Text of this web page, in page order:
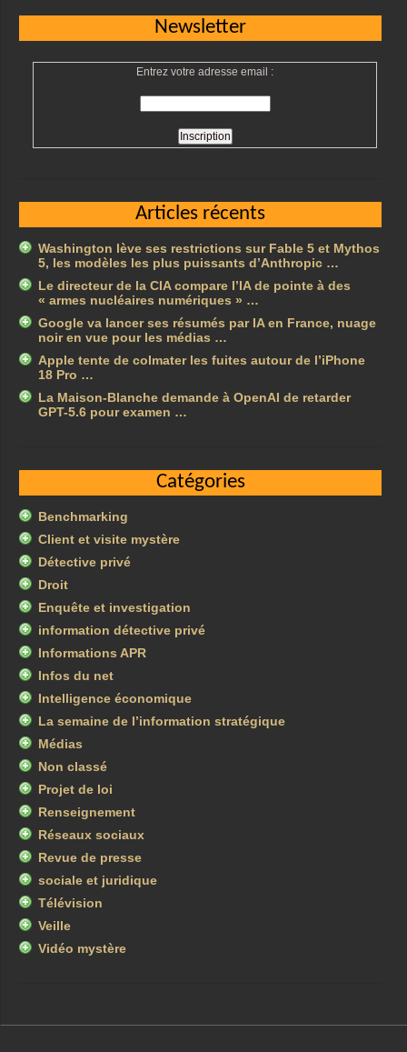
Newsletter
Entrez votre adresse email :
Articles récents
Washington lève ses restrictions sur Fable 5 et Mythos
5, les modèles les plus puissants d’Anthropic …
Le directeur de la CIA compare l’IA de pointe à des
« armes nucléaires numériques » …
Google va lancer ses résumés par IA en France, nuage
noir en vue pour les médias …
Apple tente de colmater les fuites autour de l’iPhone
18 Pro …
La Maison-Blanche demande à OpenAI de retarder
GPT-5.6 pour examen …
Catégories
Benchmarking
Client et visite mystère
Détective privé
Droit
Enquête et investigation
information détective privé
Informations APR
Infos du net
Intelligence économique
La semaine de l’information stratégique
Médias
Non classé
Projet de loi
Renseignement
Réseaux sociaux
Revue de presse
sociale et juridique
Télévision
Veille
Vidéo mystère